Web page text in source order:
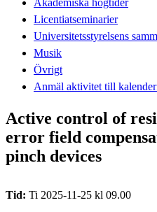
Licentiatseminarier
Universitetsstyrelsens
Musik
Övrigt
Anmäl aktivitet till
Active control of
error field
pinch devices
Tid: Ti 2025-11-25 kl 09.00